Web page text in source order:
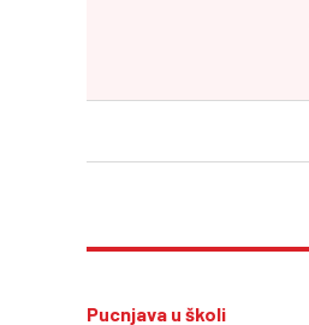
Pucnjava u školi